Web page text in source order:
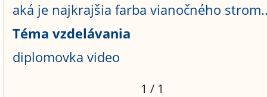
aká je najkrajšia farba vianočného
Téma vzdelávania
diplomovka video
1 / 1